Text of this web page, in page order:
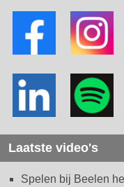
Laatste video's
Spelen bij Beelen